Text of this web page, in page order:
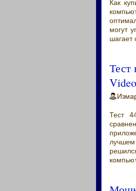
Как
могут
шагает
Тест
Тест